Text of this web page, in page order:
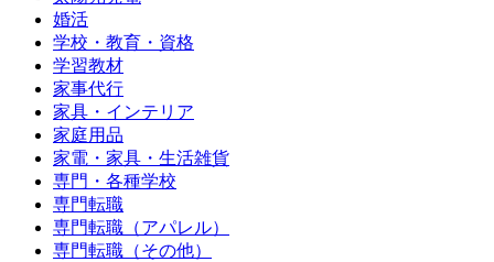
婚活
学校・教育・資格
学習教材
家事代行
家具・インテリア
家庭用品
家電・家具・生活雑貨
専門・各種学校
専門転職
専門転職（アパレル）
専門転職（その他）